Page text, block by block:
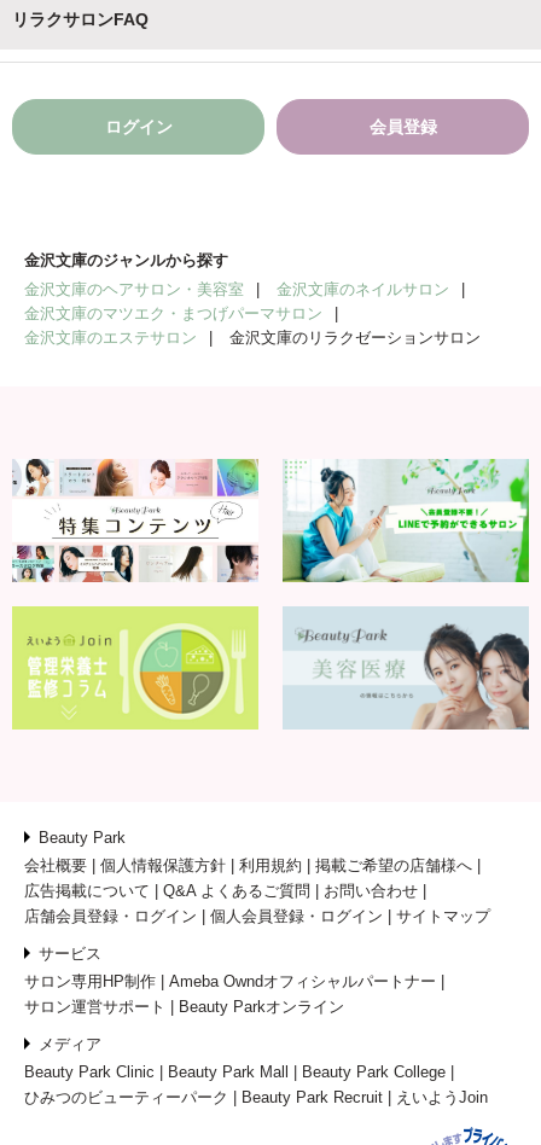
リラクサロンFAQ
ログイン 会員登録
金沢文庫のジャンルから探す
金沢文庫のヘアサロン・美容室
金沢文庫のネイルサロン
金沢文庫のマツエク・まつげパーマサロン
金沢文庫のエステサロン
金沢文庫のリラクゼーションサロン
Beauty Park
会社概要
個人情報保護方針 利用規約
掲載ご希望の店舗様へ
広告掲載について
Q&A よくあるご質問
お問い合わせ
店舗会員登録・ログイン
個人会員登録・ログイン サイトマップ
サービス
サロン専用HP制作
Ameba Owndオフィシャルパートナー
サロン運営サポート
Beauty Parkオンライン
メディア
Beauty Park Clinic
Beauty Park Mall
Beauty Park College
ひみつのビューティーパーク
Beauty Park Recruit えいようJoin